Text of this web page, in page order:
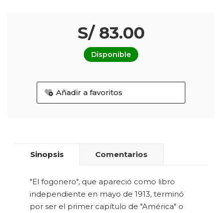
S/ 83.00
Disponible
Añadir a favoritos
Sinopsis Comentarios
"El fogonero", que apareció como libro
independiente en mayo de 1913, terminó
por ser el primer capítulo de "América" o